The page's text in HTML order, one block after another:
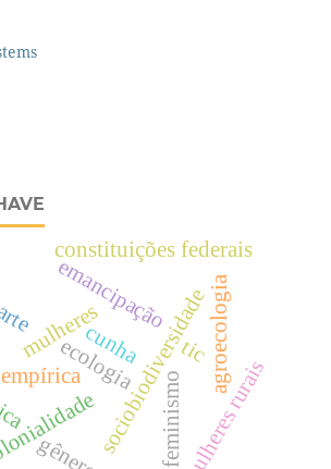
sociobiodiversidade
ecologia
mulheres
ecofeminismo
agroecologia
emancipação
cunha
mulheres rurais
constituições federais
gênero
tic